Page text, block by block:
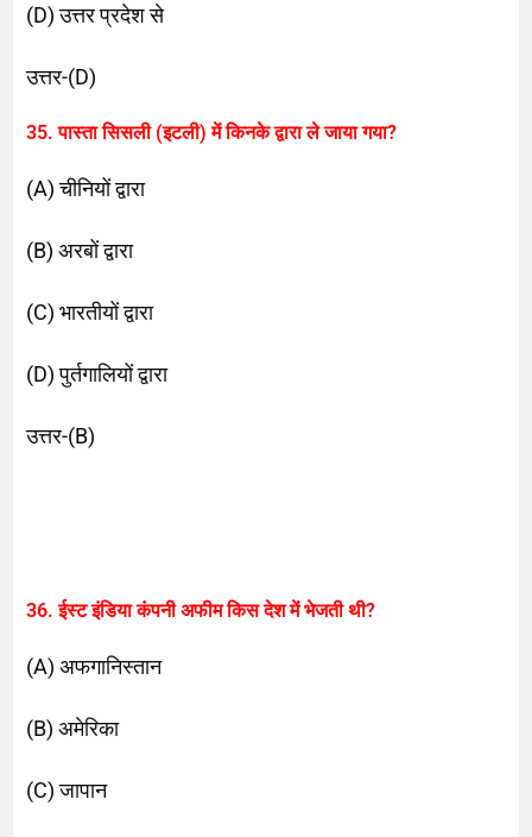
(D) उत्तर प्रदेश से
उत्तर-(D)
35. पास्ता सिसली (इटली) में किनके द्वारा ले जाया गया?
(A) चीनियों द्वारा
(B) अरबों द्वारा
(C) भारतीयों द्वारा
(D) पुर्तगालियों द्वारा
उत्तर-(B)
36. ईस्ट इंडिया कंपनी अफीम किस देश में भेजती थी?
(A) अफगानिस्तान
(B) अमेरिका
(C) जापान